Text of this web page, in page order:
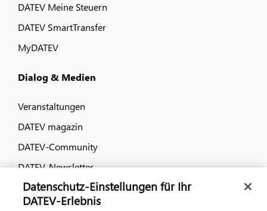
DATEV Meine Steuern
DATEV SmartTransfer
MyDATEV
Dialog & Medien
Veranstaltungen
DATEV magazin
DATEV-Community
DATEV-Newsletter
Kontaktieren Sie uns
Datenschutz-Einstellungen für Ihr
DATEV-Erlebnis